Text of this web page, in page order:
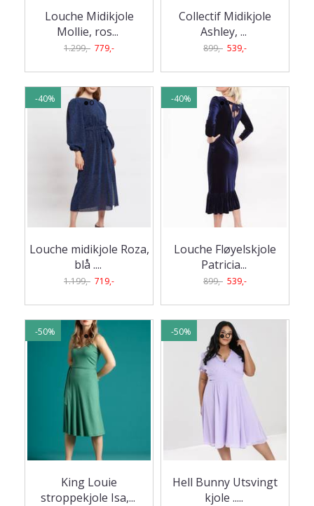
Louche Midikjole
Mollie, ros...
1.299,- 779,-
Collectif Midikjole
Ashley, ...
899,- 539,-
-40%
Louche midikjole Roza,
blå ....
1.199,- 719,-
-40%
Louche Fløyelskjole
Patricia...
899,- 539,-
-50%
King Louie
stroppekjole Isa,...
-50%
Hell Bunny Utsvingt
kjole .....